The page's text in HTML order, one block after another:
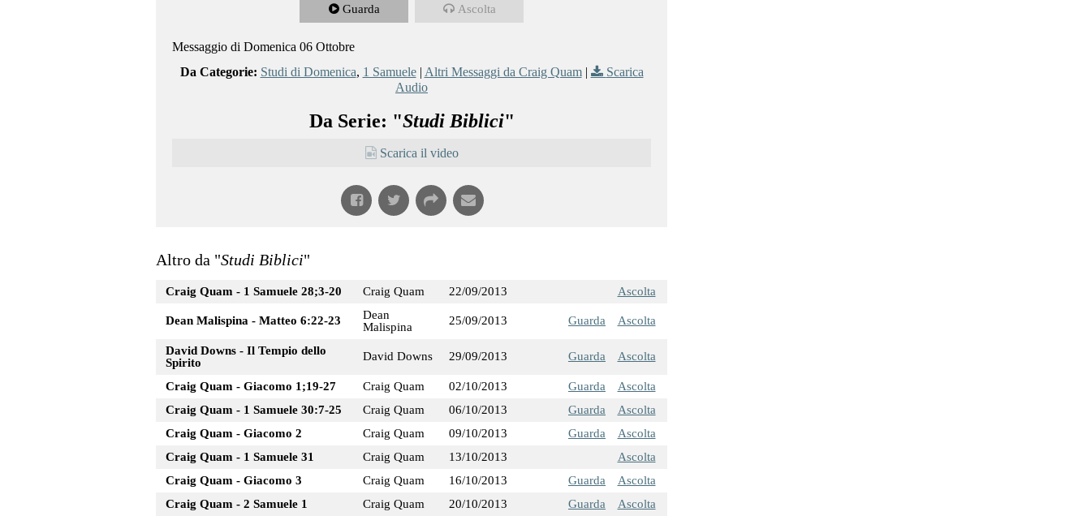
Guarda Ascolta
Messaggio di Domenica 06 Ottobre
Da Categorie: Studi di Domenica, 1 Samuele| Altri Messaggi da Craig Quam|
Scarica
Audio
Da Serie: "Studi Biblici"
Scarica il video
Altro da "Studi Biblici"
Craig Quam - 1 Samuele 28;3-20 Craig Quam 22/09/2013 Ascolta
Dean Malispina - Matteo 6:22-23
Dean
Malispina
25/09/2013 Guarda Ascolta
David Downs - Il Tempio dello
Spirito
David Downs 29/09/2013 Guarda Ascolta
Craig Quam - Giacomo 1;19-27 Craig Quam 02/10/2013 Guarda
Ascolta
Craig Quam - 1 Samuele 30:7-25
Craig Quam 06/10/2013 Guarda
Ascolta
Craig Quam - Giacomo 2
Craig Quam 09/10/2013 Guarda
Ascolta
Craig Quam - 1 Samuele 31
Craig Quam 13/10/2013
Ascolta
Craig Quam - Giacomo 3
Craig Quam 16/10/2013 Guarda
Ascolta
Craig Quam - 2 Samuele 1
Craig Quam 20/10/2013 Guarda
Ascolta